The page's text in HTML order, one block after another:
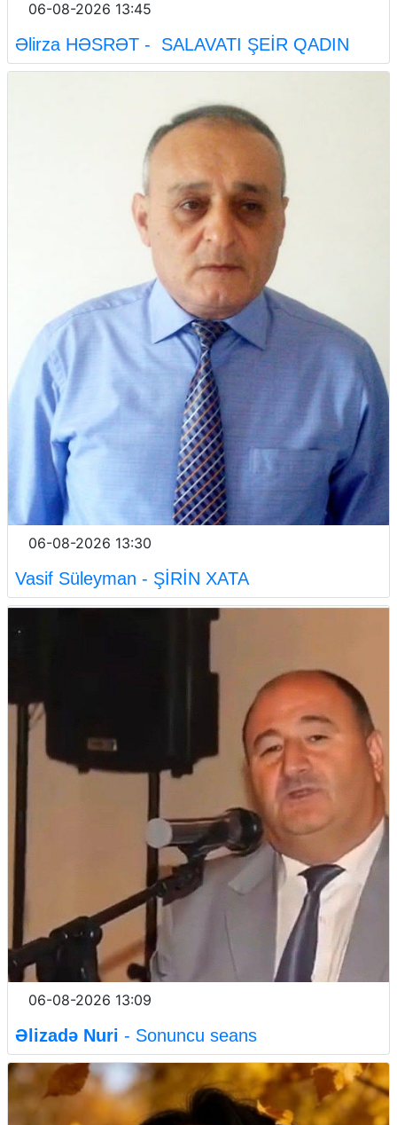
06-08-2026 13:45
Əlirza HƏSRƏT - SALAVATI ŞEİR QADIN
06-08-2026 13:30
Vasif Süleyman - ŞİRİN XATA
06-08-2026 13:09
Əlizadə Nuri - Sonuncu seans